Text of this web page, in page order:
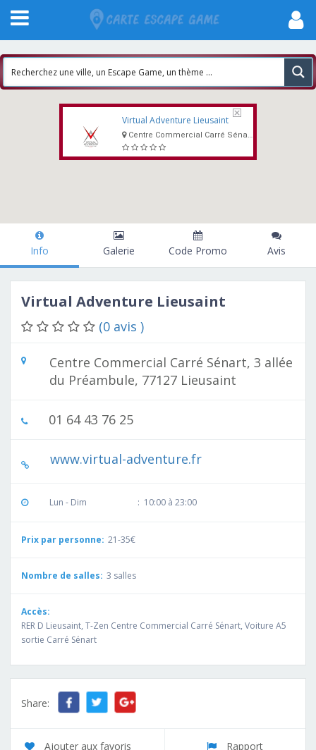
Virtual Adventure Lieusaint
Centre Commercial Carré Sénart, 3 allée du Préambule, 77127 Lieusaint
Info Galerie Code Promo Avis
Virtual Adventure Lieusaint
(0 avis )
Centre Commercial Carré Sénart, 3 allée
du Préambule, 77127 Lieusaint
01 64 43 76 25
www.virtual-adventure.fr
Lun - Dim : 10:00 à 23:00
Prix par personne: 21-35€
Nombre de salles: 3 salles
Accès:
RER D Lieusaint, T-Zen Centre Commercial Carré Sénart, Voiture A5
sortie Carré Sénart
Share:
Ajouter aux favoris Rapport